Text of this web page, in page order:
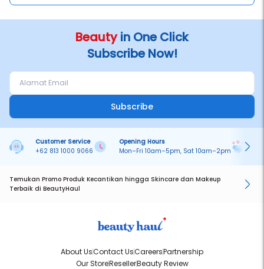
Beautyin One Click
Subscribe Now!
Subscribe
Customer Service
+62 813 1000 9066
Opening Hours
Mon–Fri 10am–5pm, Sat 10am–2pm
Temukan Promo Produk Kecantikan hingga Skincare dan Makeup
Terbaik di BeautyHaul
About UsContact UsCareersPartnership
Our StoreResellerBeauty Review